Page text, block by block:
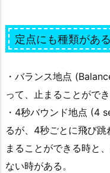
定点にも種類がある
・バランス地点
って、止まることができ
・4秒バウンド地点 (4
るが、4秒ごとに飛び
まることができる時と
ない時がある。